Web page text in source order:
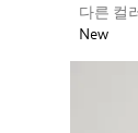
다른 컬
New